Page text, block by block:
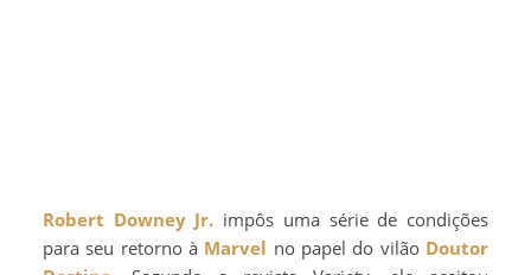
Robert Downey Jr. impôs uma série de condições
para seu retorno à Marvel no papel do vilão Doutor